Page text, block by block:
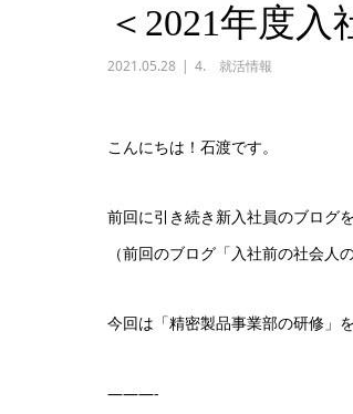
＜2021年度
2021.05.28 4. 就活情報
こんにちは！石渡です。
前回に引き続き新入社員のブログ
（前回のブログ「入社前の社会人
今回は「精密製品事業部の研修」
———-